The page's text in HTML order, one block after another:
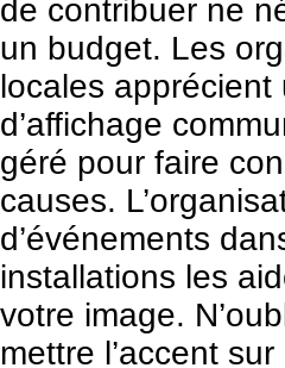
de contribuer ne
un budget. Les
locales apprécient
d’affichage
géré pour faire
causes.
d’événements
installations les
votre image.
mettre l’accent